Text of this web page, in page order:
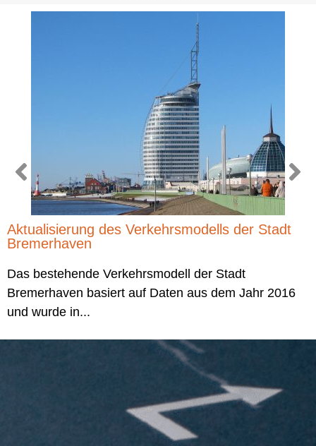
Aktualisierung des Verkehrsmodells der Stadt
Bremerhaven
Das bestehende Verkehrsmodell der Stadt
Bremerhaven basiert auf Daten aus dem Jahr 2016
und wurde in...